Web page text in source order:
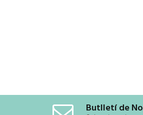
Butlletí de